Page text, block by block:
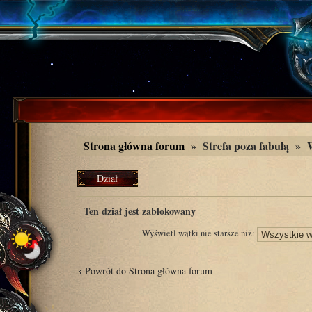
Strona główna forum » Strefa poza fabułą »
Dział
zablokowany
Ten dział jest zablokowany
Wyświetl wątki nie starsze niż:
Powrót do Strona główna forum